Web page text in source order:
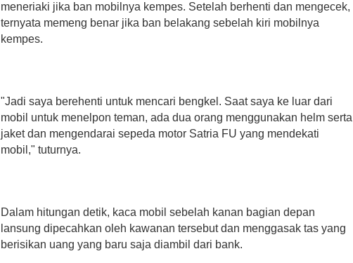
meneriaki jika ban mobilnya kempes. Setelah berhenti dan mengecek,
ternyata memeng benar jika ban belakang sebelah kiri mobilnya
kempes.
"Jadi saya berehenti untuk mencari bengkel. Saat saya ke luar dari
mobil untuk menelpon teman, ada dua orang menggunakan helm serta
jaket dan mengendarai sepeda motor Satria FU yang mendekati
mobil," tuturnya.
Dalam hitungan detik, kaca mobil sebelah kanan bagian depan
lansung dipecahkan oleh kawanan tersebut dan menggasak tas yang
berisikan uang yang baru saja diambil dari bank.